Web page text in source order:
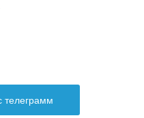
телеграмм